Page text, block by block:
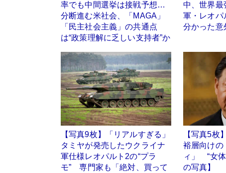
率でも中間選挙は接戦予想…
分断進む米社会、「MAGA」
「民主社会主義」の共通点
は“政策理解に乏しい支持者”か
中、世界最
軍・レオパ
分かった意
【写真9枚】「リアルすぎる」
タミヤが発売したウクライナ
軍仕様レオパルト2の“プラ
モ” 専門家も「絶対、買って
【写真5枚
裕層向けの
ィ」 “女体
の写真】